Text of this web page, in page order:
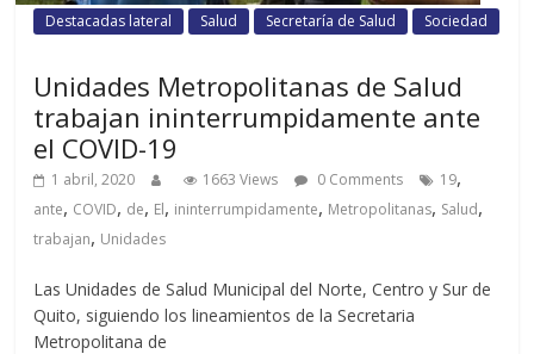
Destacadas lateral Salud Secretaría de Salud Sociedad
Unidades Metropolitanas de Salud
trabajan ininterrumpidamente ante
el COVID-19
1 abril, 2020 1663 Views 0 Comments 19,
ante, COVID, de, El, ininterrumpidamente, Metropolitanas, Salud,
trabajan, Unidades
Las Unidades de Salud Municipal del Norte, Centro y Sur de
Quito, siguiendo los lineamientos de la Secretaria
Metropolitana de